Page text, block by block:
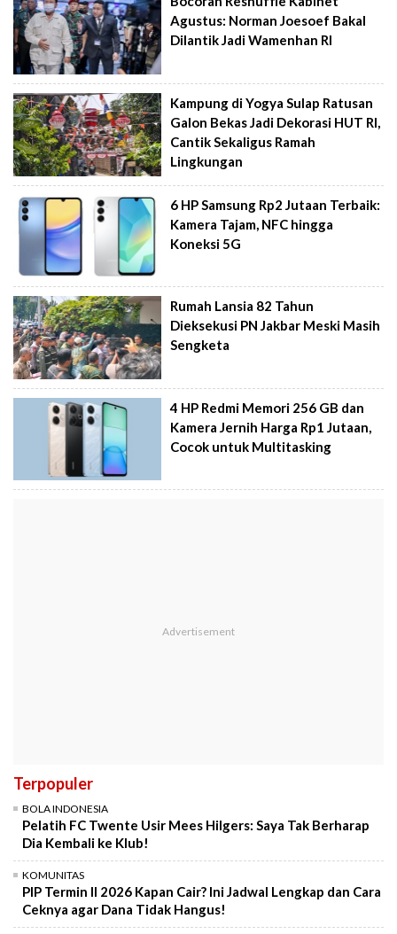
Agustus: Norman Joesoef Bakal
Dilantik Jadi Wamenhan RI
Kampung di Yogya Sulap Ratusan
Galon Bekas Jadi Dekorasi HUT RI,
Cantik Sekaligus Ramah
Lingkungan
6 HP Samsung Rp2 Jutaan Terbaik:
Kamera Tajam, NFC hingga
Koneksi 5G
Rumah Lansia 82 Tahun
Dieksekusi PN Jakbar Meski Masih
Sengketa
4 HP Redmi Memori 256 GB dan
Kamera Jernih Harga Rp1 Jutaan,
Cocok untuk Multitasking
Terpopuler
BOLA INDONESIA
Pelatih FC Twente Usir Mees Hilgers: Saya Tak Berharap
Dia Kembali ke Klub!
KOMUNITAS
PIP Termin II 2026 Kapan Cair? Ini Jadwal Lengkap dan Cara
Ceknya agar Dana Tidak Hangus!